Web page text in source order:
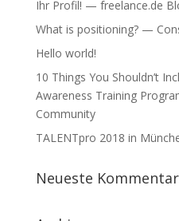
Ihr Profil! — freelance.de
What is positioning? —
Hello world!
10 Things You Shouldn’t
Awareness Training
Community
TALENTpro 2018 in
Neueste